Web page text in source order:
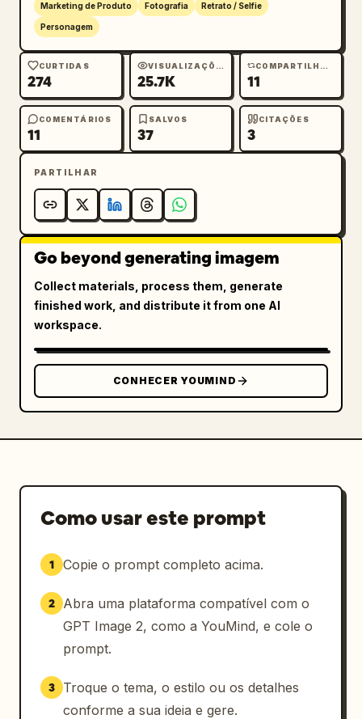
Marketing de Produto Fotografia Retrato / Selfie
Personagem
CURTIDAS
274
VISUALIZAÇÕES
25.7K
COMPARTILHAMENTOS
11
COMENTÁRIOS
11
SALVOS
37
CITAÇÕES
3
PARTILHAR
Go beyond generating imagem
Collect materials, process them, generate
finished work, and distribute it from one AI
workspace.
CONHECER YOUMIND
Como usar este prompt
1 Copie o prompt completo acima.
2
Abra uma plataforma compatível com o
GPT Image 2, como a YouMind, e cole o
prompt.
3
Troque o tema, o estilo ou os detalhes
conforme a sua ideia e gere.